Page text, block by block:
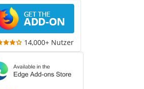
14,000+ Nutzer